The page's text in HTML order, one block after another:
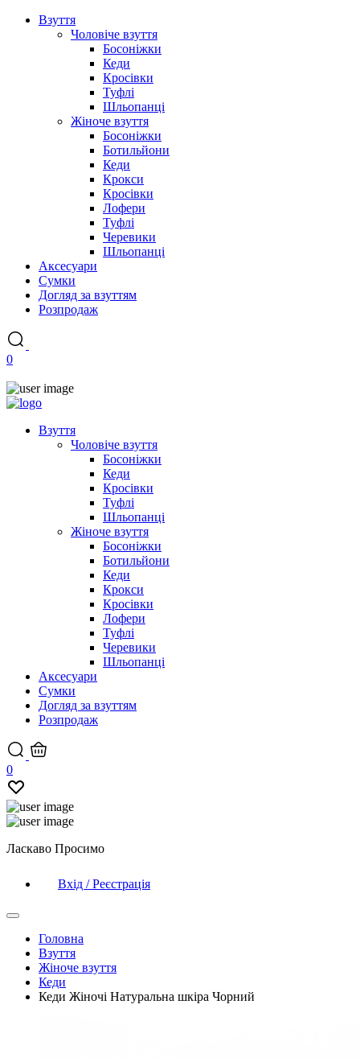
Взуття
Чоловіче взуття
Босоніжки
Кеди
Кросівки
Туфлі
Шльопанці
Жіноче взуття
Босоніжки
Ботильйони
Кеди
Крокси
Кросівки
Лофери
Туфлі
Черевики
Шльопанці
Аксесуари
Сумки
Догляд за взуттям
Розпродаж
0
Взуття
Чоловіче взуття
Босоніжки
Кеди
Кросівки
Туфлі
Шльопанці
Жіноче взуття
Босоніжки
Ботильйони
Кеди
Крокси
Кросівки
Лофери
Туфлі
Черевики
Шльопанці
Аксесуари
Сумки
Догляд за взуттям
Розпродаж
0
Ласкаво Просимо
Вхід / Реєстрація
Головна
Взуття
Жіноче взуття
Кеди
Кеди Жіночі Натуральна шкіра Чорний